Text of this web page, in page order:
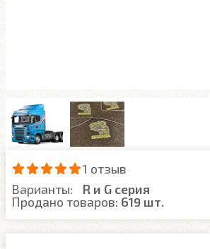
1 отзыв
Варианты:
R и G серия
Продано товаров: 619 шт.